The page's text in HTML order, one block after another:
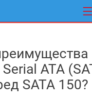
ATA
SATA 150?